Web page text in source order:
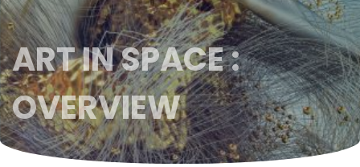
ART IN SPACE :
OVERVIEW